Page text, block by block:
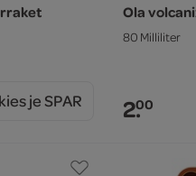
kies je SPAR
Ola
80 Milliliter
2.00